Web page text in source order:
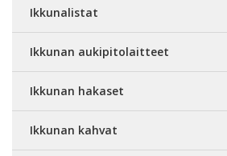
Ikkunalistat
Ikkunan aukipitolaitteet
Ikkunan hakaset
Ikkunan kahvat